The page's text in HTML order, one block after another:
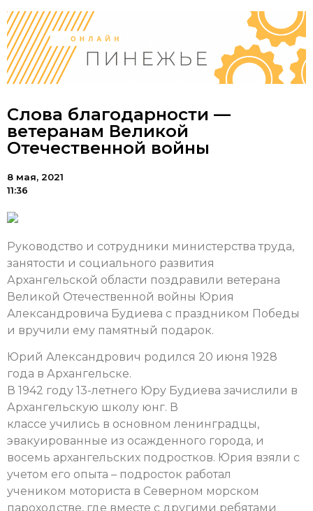
Слова благодарности —
ветеранам Великой
Отечественной войны
8 мая, 2021
11:36
Руководство и сотрудники министерства труда,
занятости и социального развития
Архангельской области поздравили ветерана
Великой Отечественной войны Юрия
Александровича Будиева с праздником Победы
и вручили ему памятный подарок.
Юрий Александрович родился 20 июня 1928
года в Архангельске.
В 1942 году 13-летнего Юру Будиева зачислили в
Архангельскую школу юнг. В
классе учились в основном ленинградцы,
эвакуированные из осажденного города, и
восемь архангельских подростков. Юрия взяли с
учетом его опыта – подросток работал
учеником моториста в Северном морском
пароходстве, где вместе с другими ребятами